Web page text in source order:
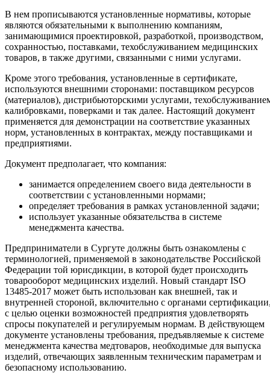
В нем прописываются установленные нормативы, которые
являются обязательными к выполнению компаниям,
занимающимися проектировкой, разработкой, производством,
сохранностью, поставками, техобслуживанием медицинских
товаров, в также другими, связанными с ними услугами.
Кроме этого требования, установленные в сертификате,
используются внешними сторонами: поставщиком ресурсов
(материалов), дистрибьюторскими услугами,
калибровками, поверками и так далее. Настоящий документ
применяется для демонстрации на соответствие указанных
норм, установленных в контрактах, между поставщиками и
предприятиями.
Документ предполагает, что компания:
занимается определением своего вида деятельности в
соответствии с установленными нормами;
определяет требования в рамках установленной задачи;
использует указанные обязательства в системе
менеджмента качества.
Предприниматели в Сургуте должны быть ознакомлены с
терминологией, применяемой в законодательстве Российской
Федерации той юрисдикции, в которой будет происходить
товарооборот медицинских изделий. Новый стандарт ISO
13485-2017 может быть использован как внешней, так и
внутренней стороной, включительно с органами
с целью оценки возможностей предприятия удовлетворять
спросы покупателей и регулируемым нормам. В действующем
документе установлены требования, предъявляемые к системе
менеджмента качества медтоваров, необходимые для выпуска
изделий, отвечающих заявленным техническим параметрам и
безопасному использованию.